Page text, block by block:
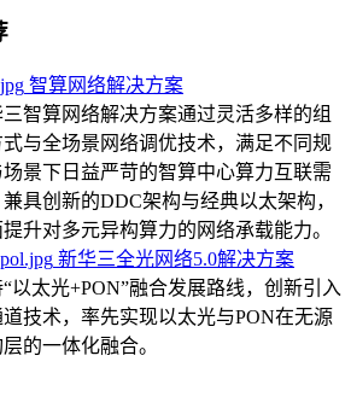
智算网络解决方案
智算网络解决方案通过灵活多样的组
式与全场景网络调优技术，满足不同规
景下日益严苛的智算中心算力互联需
具创新的DDC架构与经典以太架构，
升对多元异构算力的网络承载能力。
新华三全光网络5.0解决方案
以太光+PON”融合发展路线，创新引入
道技术，率先实现以太光与PON在无源
的一体化融合。